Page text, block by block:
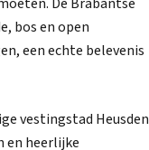
bos en open
een echte belevenis
vestingstad Heusden
en heerlijke